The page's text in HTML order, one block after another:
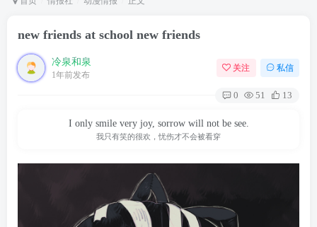
new friends at school new friends
冷泉和泉
1年前发布
关注 私信
0 51 13
I only smile very joy, sorrow will not be see.
我只有笑的很欢，忧伤才不会被看穿